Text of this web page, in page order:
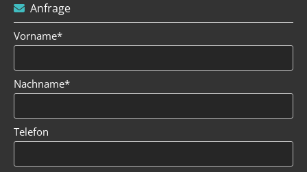
 Anfrage
Vorname*
Nachname*
Telefon